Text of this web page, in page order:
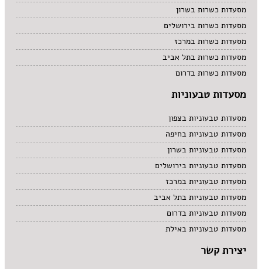
מסעדות כשרות בשרון
מסעדות כשרות בירושלים
מסעדות כשרות במרכז
מסעדות כשרות בתל אביב
מסעדות כשרות בדרום
מסעדות טבעוניות
מסעדות טבעוניות בצפון
מסעדות טבעוניות בחיפה
מסעדות טבעוניות בשרון
מסעדות טבעוניות בירושלים
מסעדות טבעוניות במרכז
מסעדות טבעוניות בתל אביב
מסעדות טבעוניות בדרום
מסעדות טבעוניות באילת
יצירת קשר